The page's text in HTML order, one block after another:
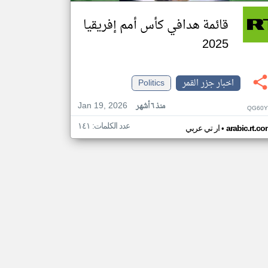
قائمة هدافي كأس أمم إفريقيا
2025
اخبار جزر القمر
Politics
Jan 19, 2026
منذ ٦ أشهر
ار تي عربي• عدد الكلمات: ١٤١